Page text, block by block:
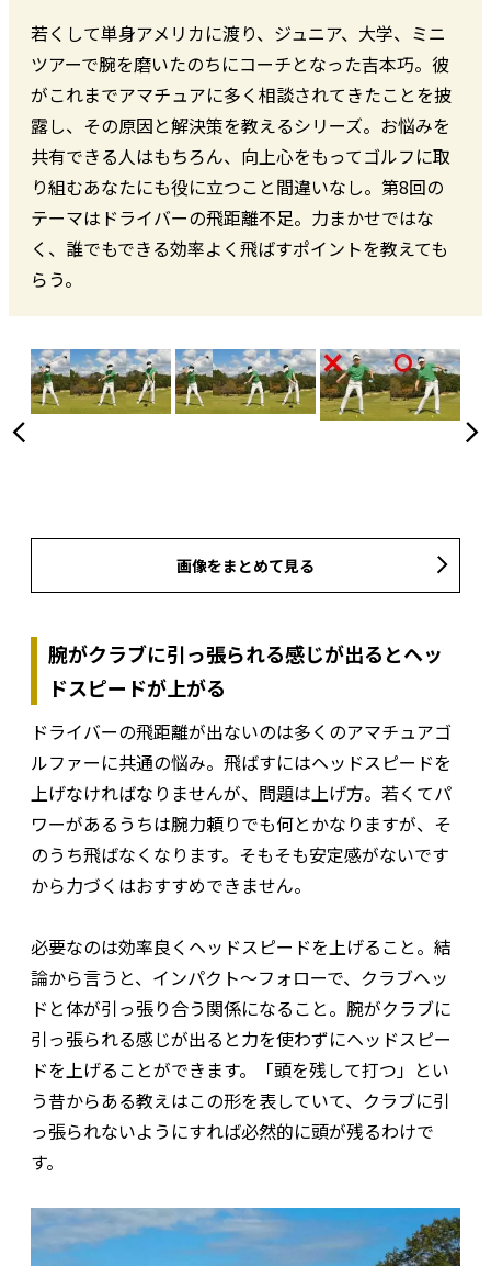
若くして単身アメリカに渡り、ジュニア、大学、ミニ
ツアーで腕を磨いたのちにコーチとなった吉本巧。彼
がこれまでアマチュアに多く相談されてきたことを披
露し、その原因と解決策を教えるシリーズ。お悩みを
共有できる人はもちろん、向上心をもってゴルフに取
り組むあなたにも役に立つこと間違いなし。第8回の
テーマはドライバーの飛距離不足。力まかせではな
く、誰でもできる効率よく飛ばすポイントを教えても
らう。
画像をまとめて見る
腕がクラブに引っ張られる感じが出るとヘッ
ドスピードが上がる
ドライバーの飛距離が出ないのは多くのアマチュアゴ
ルファーに共通の悩み。飛ばすにはヘッドスピードを
上げなければなりませんが、問題は上げ方。若くてパ
ワーがあるうちは腕力頼りでも何とかなりますが、そ
のうち飛ばなくなります。そもそも安定感がないです
から力づくはおすすめできません。
必要なのは効率良くヘッドスピードを上げること。結
論から言うと、インパクト〜フォローで、クラブヘッ
ドと体が引っ張り合う関係になること。腕がクラブに
引っ張られる感じが出ると力を使わずにヘッドスピー
ドを上げることができます。「頭を残して打つ」とい
う昔からある教えはこの形を表していて、クラブに引
っ張られないようにすれば必然的に頭が残るわけで
す。